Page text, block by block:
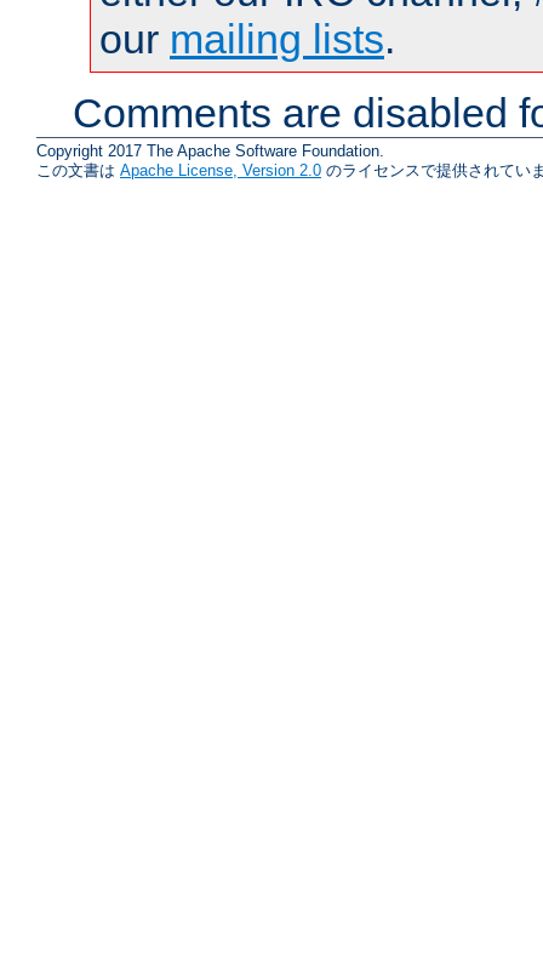
our mailing lists.
Comments are disabled
Copyright 2017 The Apache Software Foundation.
この文書は Apache License, Version 2.0 のライセンスで提供されてい